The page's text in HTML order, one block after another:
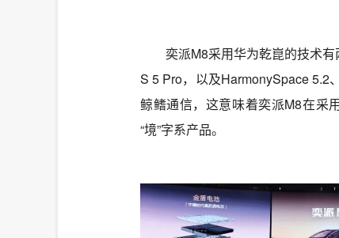
奕派M8采用华为乾崑的技术有
S 5 Pro，以及HarmonySpace 5.2
鲸鳍通信，这意味着奕派M8在采
“境”字系产品。